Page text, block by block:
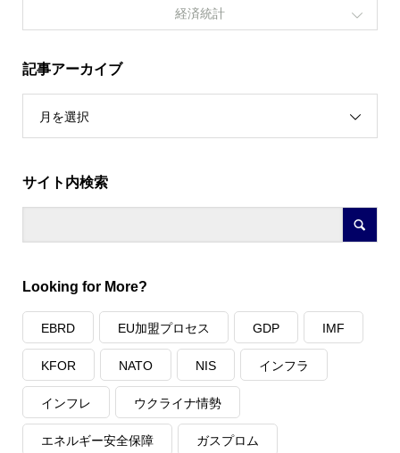
経済統計
記事アーカイブ
月を選択
サイト内検索
Looking for More?
EBRD EU加盟プロセス GDP IMF
KFOR NATO NIS インフラ
インフレ ウクライナ情勢
エネルギー安全保障 ガスプロム